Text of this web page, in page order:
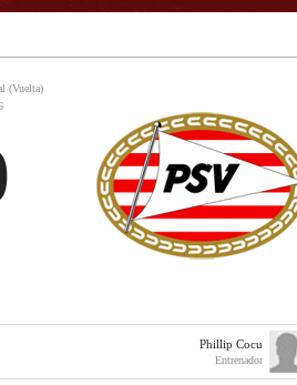
(Vuelta)
Phillip Cocu
Entrenador